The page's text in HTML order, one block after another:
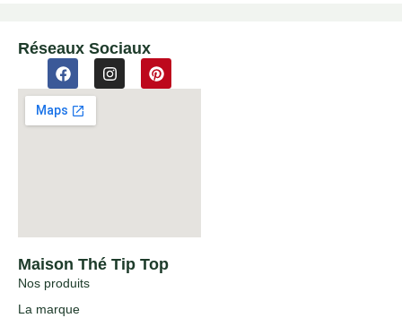
Réseaux Sociaux
Maison Thé Tip Top
Nos produits
La marque